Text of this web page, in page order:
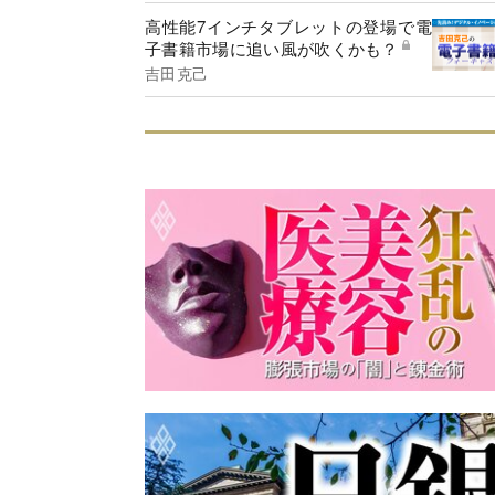
高性能7インチタブレットの登場で電
子書籍市場に追い風が吹くかも？
吉田克己